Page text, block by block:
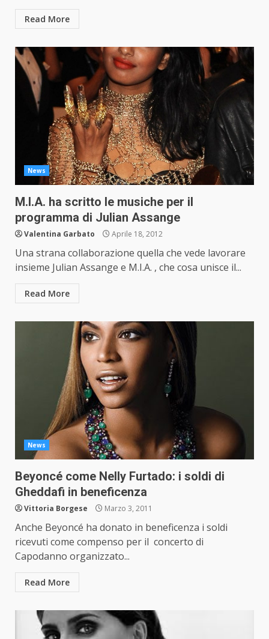
Read More
News
M.I.A. ha scritto le musiche per il
programma di Julian Assange
Valentina Garbato Aprile 18, 2012
Una strana collaborazione quella che vede lavorare
insieme Julian Assange e M.I.A. , che cosa unisce il...
Read More
News
Beyoncé come Nelly Furtado: i soldi di
Gheddafi in beneficenza
Vittoria Borgese Marzo 3, 2011
Anche Beyoncé ha donato in beneficenza i soldi
ricevuti come compenso per il concerto di
Capodanno organizzato...
Read More